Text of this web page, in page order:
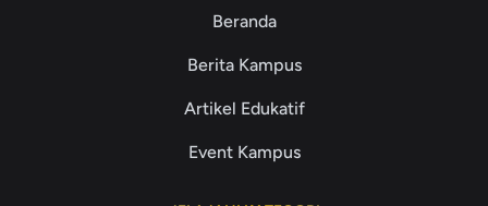
Beranda
Berita Kampus
Artikel Edukatif
Event Kampus